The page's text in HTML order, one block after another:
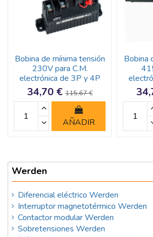
Bobina de mínima tensión
230V para C.M.
electrónica de 3P y 4P
34,70 €115,67 €
AÑADIR
Bobina
Werden
Diferencial eléctrico Werden
Interruptor magnetotérmico Werden
Contactor modular Werden
Sobretensiones Werden